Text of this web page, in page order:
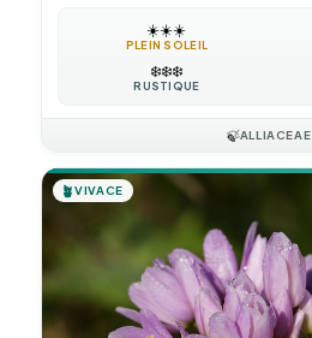
☀️☀️☀️
PLEIN SOLEIL
❄️❄️❄️
RUSTIQUE
🍃ALLIACEAE
🪴VIVACE